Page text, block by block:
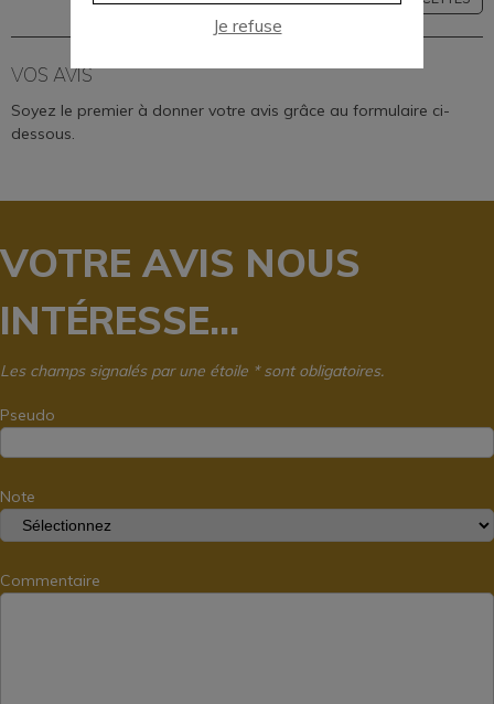
VOS AVIS
Soyez le premier à donner votre avis grâce au formulaire ci-
dessous.
VOTRE AVIS NOUS
INTÉRESSE...
Les champs signalés par une étoile * sont obligatoires.
Pseudo
Note
Commentaire
Je refuse